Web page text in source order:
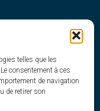
telles que les
consentement à ces
de navigation
de retirer son